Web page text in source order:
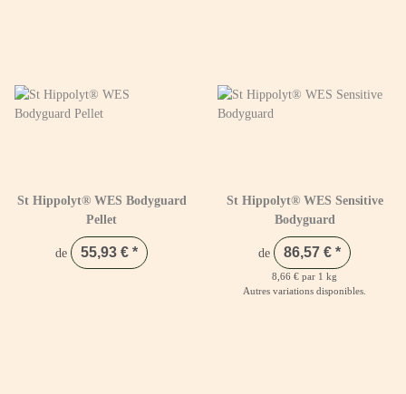
St Hippolyt® WES Bodyguard
Pellet
de 55,93 € *
St Hippolyt® WES Sensitive
Bodyguard
de 86,57 € *
8,66 € par 1 kg
Autres variations disponibles.